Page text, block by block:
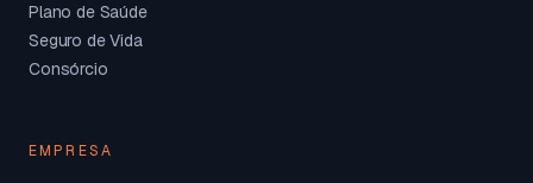
Plano de Saúde
Seguro de Vida
Consórcio
EMPRESA